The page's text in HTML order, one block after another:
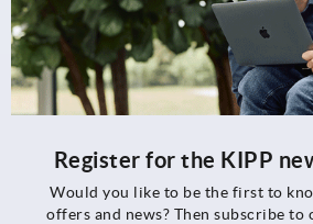
Register for the KIPP
Would you like to be the first to
offers and news? Then subscribe to